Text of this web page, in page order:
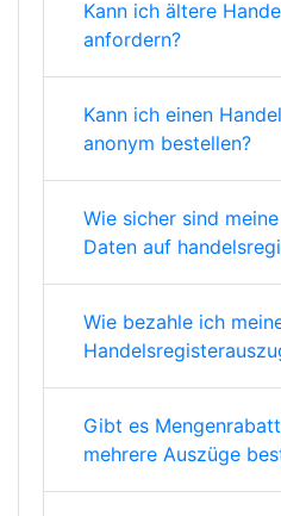
Kann ich ältere
anfordern?
Kann ich einen
anonym bestellen?
Wie sicher sind
Daten auf
Wie bezahle ich
Gibt es
mehrere Auszüge